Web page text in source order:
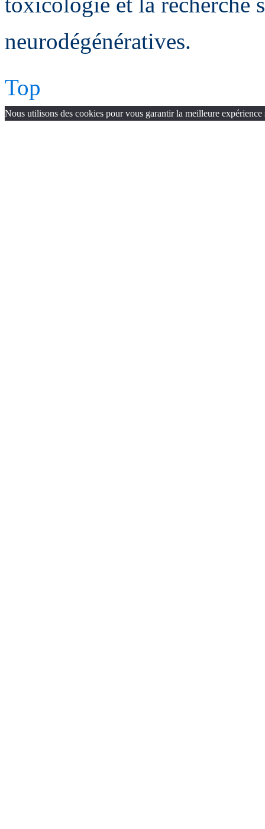
neurodégénératives.
Top
Nous utilisons des cookies pour vous garantir la meilleure expérience